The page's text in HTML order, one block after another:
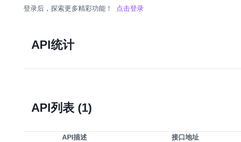
登录后，探索更多精彩功能！ 点击登录
API统计
API列表 (1)
API描述 接口地址